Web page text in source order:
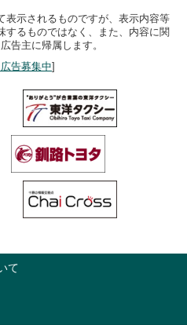
表示されるものですが、表示内容等
するものではなく、また、内容に関
告主に帰属します。
告募集中]
て